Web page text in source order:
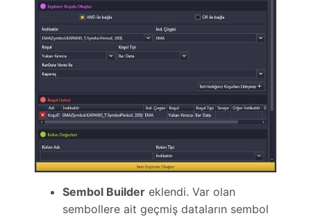
Sembol Builder eklendi. Var olan
sembollere ait geçmiş dataların sembol